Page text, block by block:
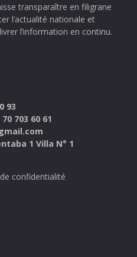
transparaître en filigrane
l’actualité nationale et
l’information en continu.
93
703 60 61
1 Villa N° 1
confidentialité